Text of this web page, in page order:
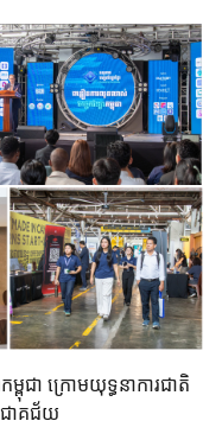
ពុជា ក្រោមយុទ្ធនាការជាតិ
ជោគជ័យ